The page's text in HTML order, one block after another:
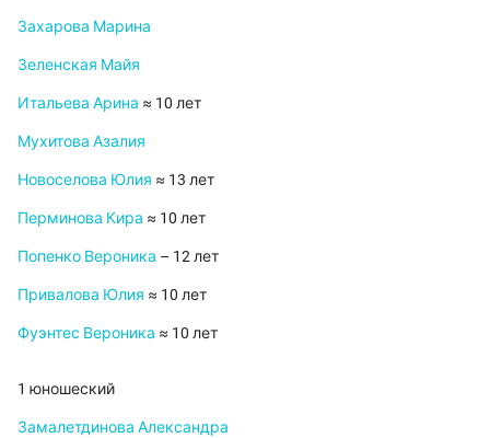
Захарова Марина
Зеленская Майя
Итальева Арина ≈ 10 лет
Мухитова Азалия
Новоселова Юлия ≈ 13 лет
Перминова Кира ≈ 10 лет
Попенко Вероника – 12 лет
Привалова Юлия ≈ 10 лет
Фуэнтес Вероника ≈ 10 лет
1 юношеский
Замалетдинова Александра